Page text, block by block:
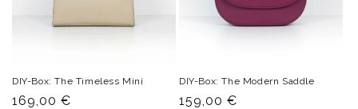
DIY-Box: The Timeless Mini
Normaler
169,00 €
DIY-Box: The Modern Saddle
Normaler
159,00 €